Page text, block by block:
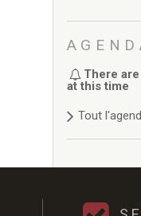
There
at this time
Tout